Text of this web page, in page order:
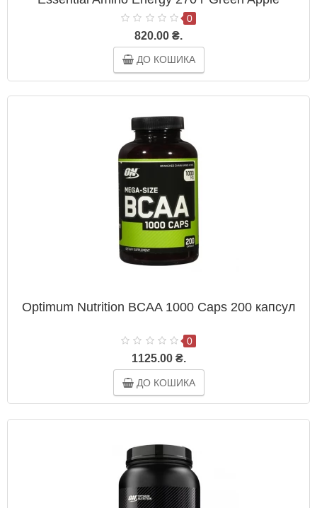
0
820.00 ₴.
ДО КОШИКА
Optimum Nutrition BCAA 1000 Caps 200 капсул
0
1125.00 ₴.
ДО КОШИКА